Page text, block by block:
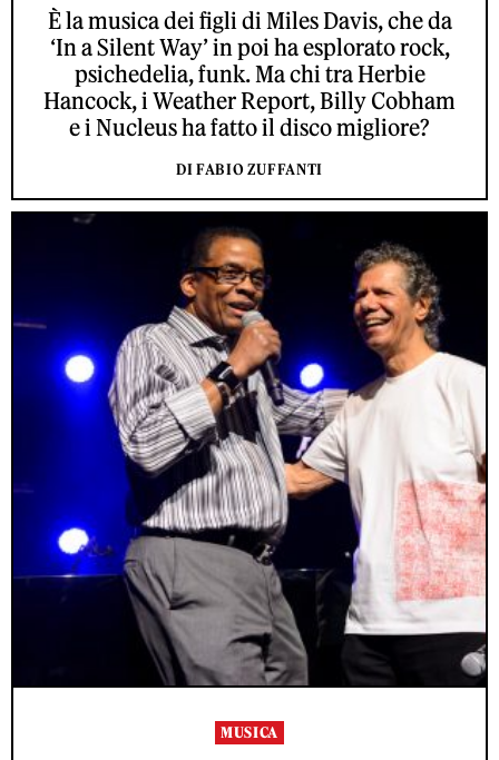
È la musica dei figli di Miles Davis, che da
‘In a Silent Way’ in poi ha esplorato rock,
psichedelia, funk. Ma chi tra Herbie
Hancock, i Weather Report, Billy Cobham
e i Nucleus ha fatto il disco migliore?
DI FABIO ZUFFANTI
MUSICA